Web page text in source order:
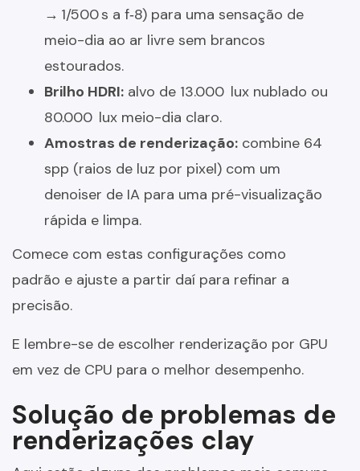
→ 1/500 s a f‑8) para uma sensação de
meio-dia ao ar livre sem brancos
estourados.
Brilho HDRI: alvo de 13.000 lux nublado ou
80.000 lux meio-dia claro.
Amostras de renderização: combine 64
spp (raios de luz por pixel) com um
denoiser de IA para uma pré-visualização
rápida e limpa.
Comece com estas configurações como
padrão e ajuste a partir daí para refinar a
precisão.
E lembre-se de escolher renderização por GPU
em vez de CPU para o melhor desempenho.
Solução de problemas de
renderizações clay